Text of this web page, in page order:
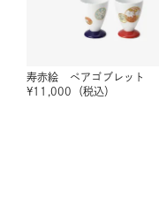
寿赤絵 ペアゴブレット
¥11,000 （税込）